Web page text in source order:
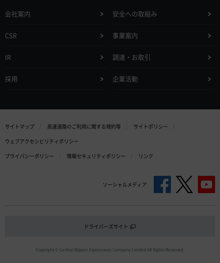
会社案内 安全への取組み
CSR 事業案内
IR 調達・お取引
採用 企業活動
サイトマップ 高速道路のご利用に関する規約等
サイトポリシー
ウェブアクセシビリティポリシー
プライバシーポリシー
情報セキュリティポリシー リンク
ソーシャルメディア
ドライバーズサイト
Copyright © Central Nippon Expressway Company Limited All Rights Reserved.